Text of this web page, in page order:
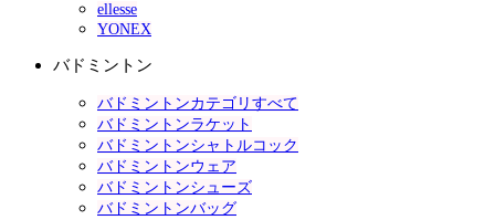
ellesse
YONEX
バドミントン
バドミントンカテゴリすべて
バドミントンラケット
バドミントンシャトルコック
バドミントンウェア
バドミントンシューズ
バドミントンバッグ